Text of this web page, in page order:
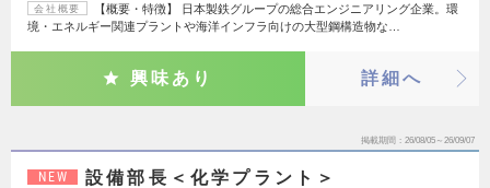
会社概要
【概要・特徴】 日本製鉄グループの総合エンジニアリング企業。環
境・エネルギー関連プラントや海洋インフラ向けの大型鋼構造物な…
興味あり 詳細へ
掲載期間 26/08/05～26/09/07
NEW 設備部長＜化学プラント＞